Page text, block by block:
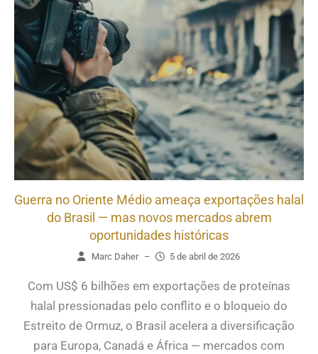
Guerra no Oriente Médio ameaça exportações halal
do Brasil — mas novos mercados abrem
oportunidades históricas
Marc Daher – 5 de abril de 2026
Com US$ 6 bilhões em exportações de proteínas
halal pressionadas pelo conflito e o bloqueio do
Estreito de Ormuz, o Brasil acelera a diversificação
para Europa, Canadá e África — mercados com